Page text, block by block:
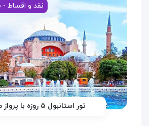
نقد و اقساط -
تور استانبول ۵ روزه با پرواز معراج